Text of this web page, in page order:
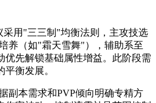
采用"三三制"均衡法则，主攻技选
养（如"霜天雪舞"），辅助系至
优先解锁基础属性增益。此阶段需
衡发展。
副本需求和PVP倾向明确专精方